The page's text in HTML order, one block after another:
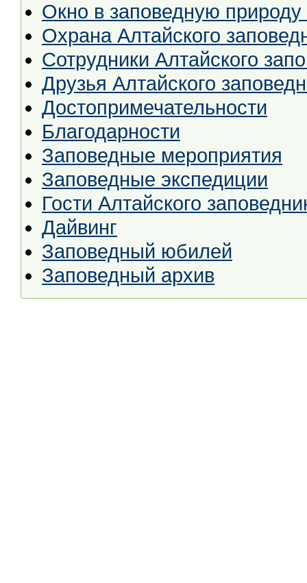
Окно в заповедную
Охрана Алтайского
Сотрудники Алтайского
Друзья Алтайского
Достопримечательности
Благодарности
Заповедные мероприятия
Заповедные экспедиции
Гости Алтайского
Дайвинг
Заповедный юбилей
Заповедный архив